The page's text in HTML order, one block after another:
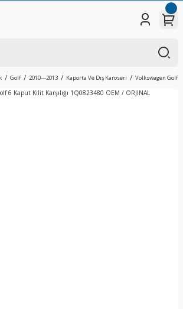
Golf 2010---2013 Kaporta Ve Dış Karoseri Volkswagen Golf 6